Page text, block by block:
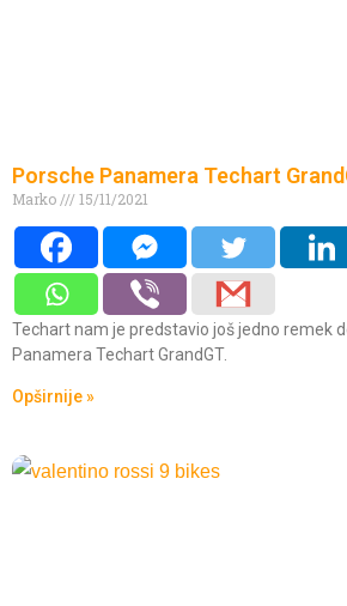
Porsche Panamera Techart
Marko 15/11/2021
Techart nam je predstavio još jedno remek
Panamera Techart GrandGT.
Opširnije »